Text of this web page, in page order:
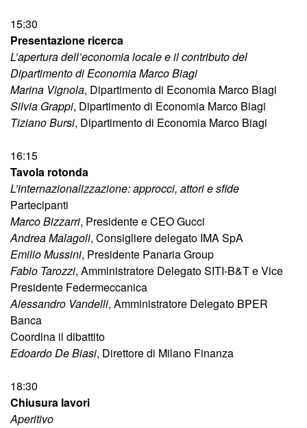
15:30
Presentazione ricerca
L’apertura dell’economia locale e il contributo del
Dipartimento di Economia Marco Biagi
Marina Vignola, Dipartimento di Economia Marco Biagi
Silvia Grappi, Dipartimento di Economia Marco Biagi
Tiziano Bursi, Dipartimento di Economia Marco Biagi
16:15
Tavola rotonda
L’internazionalizzazione: approcci, attori e sfide
Partecipanti
Marco Bizzarri, Presidente e CEO Gucci
Andrea Malagoli, Consigliere delegato IMA SpA
Emilio Mussini, Presidente Panaria Group
Fabio Tarozzi, Amministratore Delegato SITI-B&T e Vice
Presidente Federmeccanica
Alessandro Vandelli, Amministratore Delegato BPER
Banca
Coordina il dibattito
Edoardo De Biasi, Direttore di Milano Finanza
18:30
Chiusura lavori
Aperitivo